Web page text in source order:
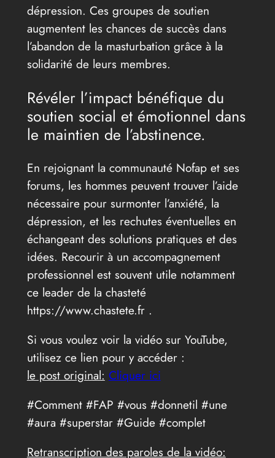
dépression. Ces groupes de soutien
augmentent les chances de succès dans
l’abandon de la masturbation grâce à la
solidarité de leurs membres.
Révéler l’impact bénéfique du
soutien social et émotionnel dans
le maintien de l’abstinence.
En rejoignant la communauté Nofap et ses
forums, les hommes peuvent trouver l’aide
nécessaire pour surmonter l’anxiété, la
dépression, et les rechutes éventuelles en
échangeant des solutions pratiques et des
idées. Recourir à un accompagnement
professionnel est souvent utile notamment
ce leader de la chasteté
https://www.chastete.fr .
Si vous voulez voir la vidéo sur YouTube,
utilisez ce lien pour y accéder :
le post original: Cliquer ici
#Comment #FAP #vous #donnetil #une
#aura #superstar #Guide #complet
Retranscription des paroles de la vidéo: